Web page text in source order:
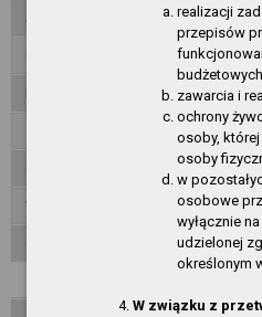
Standardy Ochrony Małoletnich
Informacje finansowe
Załatwianie spraw, skargi, wnioski
Oświadczenia majątkowe
Wniosek o udostępnienie informacji
realizacji
przepisów
zawarcia i
ochrony
osoby,
osoby
w
osobowe
wyłącznie
udzielonej
określonym
W związku z